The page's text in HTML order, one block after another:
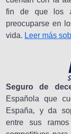
fin de que los
preocuparse en
vida. Leer más
Seguro de
Española que
España, y da
entre sus